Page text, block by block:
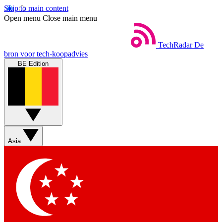
Skip to main content
Open menu Close main menu
TechRadar De
bron voor tech-koopadvies
BE Edition
Asia